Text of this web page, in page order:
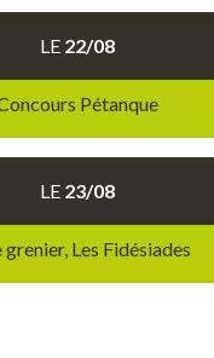
LE 22/08
Pétanque
LE 23/08
Les Fidésiades